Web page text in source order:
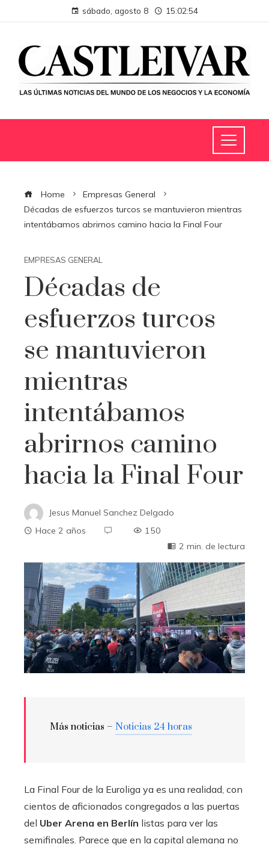
sábado, agosto 8 15:02:55
Home
Empresas General
Décadas de esfuerzos turcos se mantuvieron mientras
intentábamos abrirnos camino hacia la Final Four
EMPRESAS GENERAL
Décadas de
esfuerzos turcos
se mantuvieron
mientras
intentábamos
abrirnos camino
hacia la Final Four
Jesus Manuel Sanchez Delgado
Hace 2 años
150
2 min. de lectura
Más noticias – Noticias 24 horas
La Final Four de la Euroliga ya es una realidad, con
cientos de aficionados congregados a las puertas
del Uber Arena en Berlín listas para ver las
semifinales. Parece que en la capital alemana no